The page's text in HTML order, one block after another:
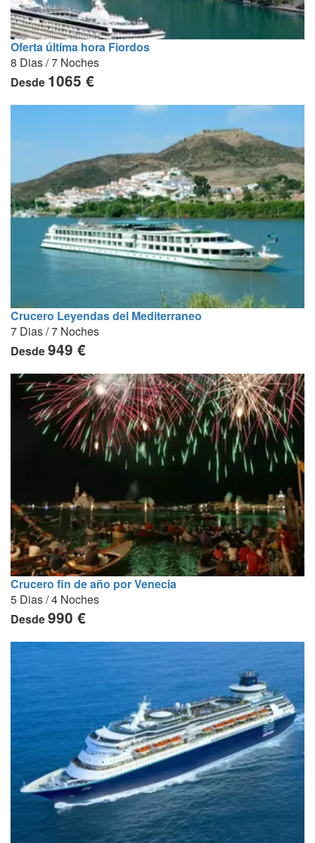
Oferta última hora Fiordos
8 Dias / 7 Noches
Desde 1065 €
Crucero Leyendas del Mediterraneo
7 Dias / 7 Noches
Desde949 €
Crucero fin de año por Venecia
5 Dias / 4 Noches
Desde990 €